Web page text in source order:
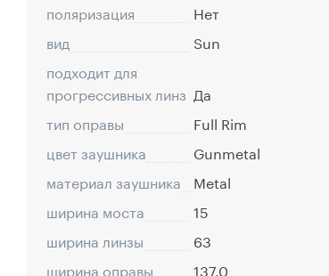
поляризация
Нет
вид
Sun
подходит для
прогрессивных линз Да
тип оправы
Full Rim
цвет заушника
Gunmetal
материал заушника
Metal
ширина моста
15
ширина линзы
63
ширина оправы
137.0